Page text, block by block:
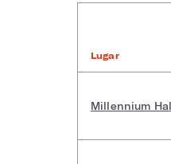
Lugar
Millennium Hall